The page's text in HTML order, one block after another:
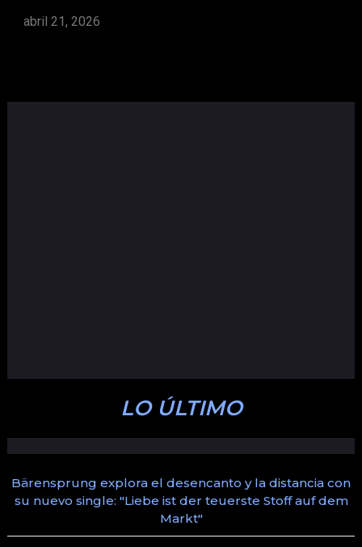
abril 21, 2026
LO ÚLTIMO
Bärensprung explora el desencanto y la distancia con
su nuevo single: "Liebe ist der teuerste Stoff auf dem
Markt"